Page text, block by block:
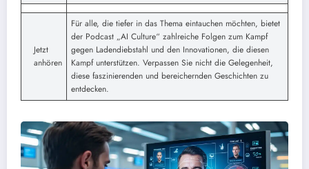
Jetzt
anhören
Für alle, die tiefer in das Thema eintauchen möchten, bietet
der Podcast „AI Culture“ zahlreiche Folgen zum Kampf
gegen Ladendiebstahl und den Innovationen, die diesen
Kampf unterstützen. Verpassen Sie nicht die Gelegenheit,
diese faszinierenden und bereichernden Geschichten zu
entdecken.